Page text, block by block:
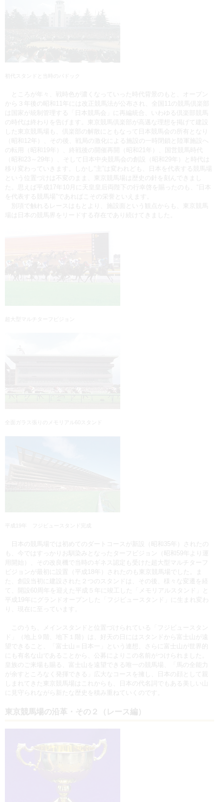
初代スタンドと当時のパドック
ところが年々、戦時色が濃くなっていった時代背景のもと、オープン
から３年後の昭和11年には改正競馬法が公布され、全国11の競馬倶楽部
は国家が統制管理する「日本競馬会」に再編統合、いわゆる倶楽部競馬
の時代は終わりを告げます。東京競馬倶楽部が高邁な理想を掲げて建設
した東京競馬場も、倶楽部の解散にともなって日本競馬会の所有となり
（昭和12年）、その後、戦局の激化による施設の一時閉鎖と陸軍施設へ
の転用（昭和19年）、終戦後の開催再開（昭和21年）、国営競馬時代
（昭和23～29年）、そして日本中央競馬会の創設（昭和29年）と時代は
移り変わっていきます。しかし“主”は変われども、日本を代表する競馬場
という位置づけは不変のまま、東京競馬場は歴史の針を刻んできまし
た。思えば平成17年10月に天皇皇后両陛下の行幸啓を賜ったのも、“日本
を代表する競馬場”であればこその栄誉といえます。
別項で触れるレースはもとより、施設面という観点からも、東京競馬
場は日本の競馬界をリードする存在であり続けてきました。
超大型マルチターフビジョン
全面ガラス張りのメモリアル60スタンド
平成19年 フジビュースタンド完成
日本の競馬場では初めてのダートコースが新設（昭和35年）されたの
も、今ではすっかりお馴染みとなったターフビジョン（昭和59年より運
用開始）、その改良機で当時のギネス認定も受けた超大型マルチターフ
ビジョンが最初に設置（平成18年）されたのも東京競馬場でした。ま
た、創設当初に建設された２つのスタンドは、その後、様々な変遷を経
て、開設60周年を迎えた平成５年に竣工した「メモリアルスタンド」と
平成19年にグランドオープンした「フジビュースタンド」に生まれ変わ
り、現在に至っています。
このうち、メインスタンドと位置づけられている「フジビュースタン
ド」（地上９階、地下１階）は、好天の日にはスタンドから富士山が遠
望できること、「富士山＝日本一」という連想、さらに富士山が世界的
にも有名な山であることから、公募によりこの名前がつけられました。
皇族のご来場も賜る、富士山を遠望できる唯一の競馬場、「馬の全能力
が余すところなく発揮できる」広大なコースを擁し、日本の顔として親
しまれてきた東京競馬場はこれからも、日本の代名詞でもある美しい山
に見守られながら新たな歴史を積み重ねていくのです。
東京競馬場の沿革・その２（レース編）